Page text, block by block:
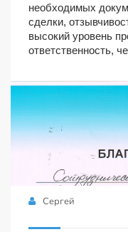
необходимых
сделки,
высокий уровень
ответственность,
Сергей